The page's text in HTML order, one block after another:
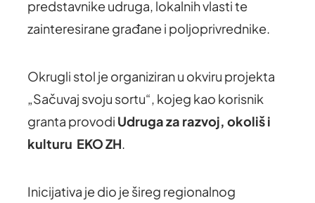
predstavnike udruga, lokalnih vlasti te
zainteresirane građane i poljoprivrednike.
Okrugli stol je organiziran u okviru projekta
„Sačuvaj svoju sortu“, kojeg kao korisnik
granta provodi Udruga za razvoj, okoliš i
kulturu EKO ZH.
Inicijativa je dio je šireg regionalnog